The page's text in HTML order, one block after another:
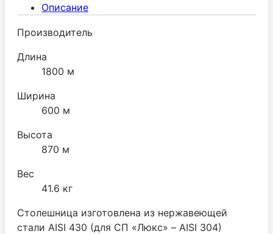
Описание
Производитель
Длина
1800 м
Ширина
600 м
Высота
870 м
Вес
41.6 кг
Столешница изготовлена из нержавеющей
стали AISI 430 (для СП «Люкс» – AISI 304)